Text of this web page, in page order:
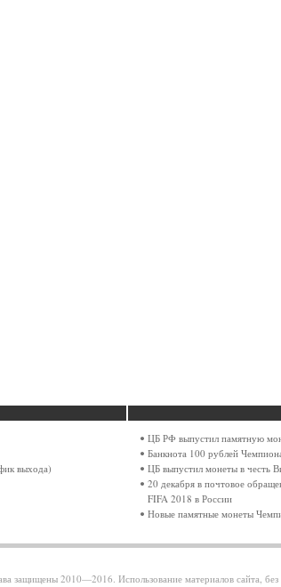
выхода)
ЦБ РФ выпустил памятную
Банкнота 100 рублей
ЦБ выпустил монеты в честь
20 декабря в почтовое
FIFA 2018 в России
Новые памятные монеты
2010—2016. Использование материалов сайта, без